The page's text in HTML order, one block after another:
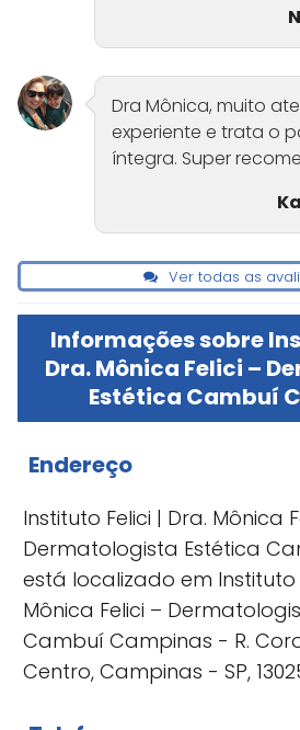
Dra Mônica, muito
experiente e trata o
íntegra. Super
Ver todas as
Informações sobre
Dra. Mônica Felici –
Estética Cambuí
Endereço
Instituto Felici | Dra. Mônica
Dermatologista Estética
está localizado em Instituto
Mônica Felici –
Cambuí Campinas - R.
Centro, Campinas - SP,